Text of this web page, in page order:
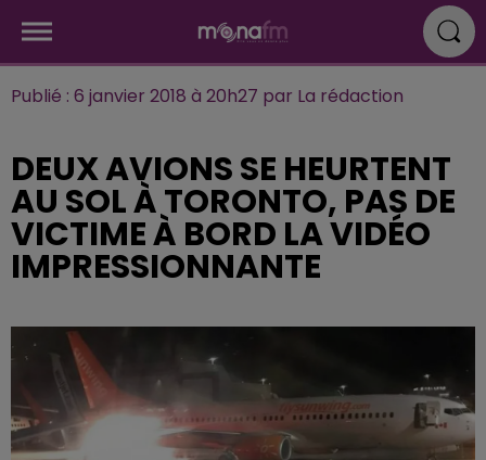
Publié : 6 janvier 2018 à 20h27 par La rédaction
DEUX AVIONS SE HEURTENT
AU SOL À TORONTO, PAS DE
VICTIME À BORD LA VIDÉO
IMPRESSIONNANTE